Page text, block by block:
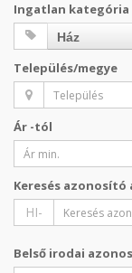
Ingatlan kategória
Ház
Település/megye
Ár -tól
Keresés azonosító
HI-
Belső irodai